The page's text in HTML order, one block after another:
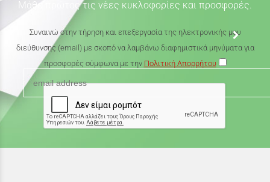
Μάθε πρώτος τις νέες κυκλοφορίες και προσφορές.
Συναινώ στην τήρηση και επεξεργασία της ηλεκτρονικής μου
διεύθυνσης (email) με σκοπό να λαμβάνω διαφημιστικά μηνύματα για
προσφορές σύμφωνα με την Πολιτική Απορρήτου